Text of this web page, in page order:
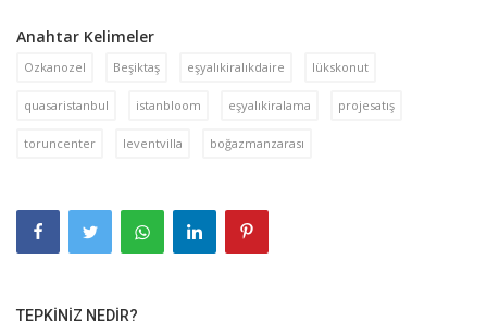
Anahtar Kelimeler
Ozkanozel Beşiktaş eşyalıkiralıkdaire lükskonut
quasaristanbul istanbloom eşyalıkiralama projesatış
toruncenter leventvilla boğazmanzarası
TEPKINIZ NEDIR?